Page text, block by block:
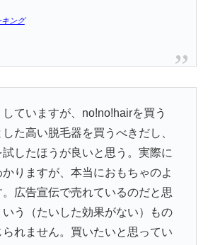
キング
ていますが、no!no!hairを買う
た高い脱毛器を買うべきだし、
したほうが良いと思う。実際に
りますが、本当におもちゃのよ
。広告宣伝で売れているのだと思
う（たいした効果がない）もの
れません。買いたいと思ってい